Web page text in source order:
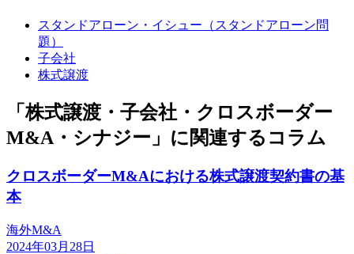
スタンドアローン・イシュー（スタンドアローン問
題）
子会社
株式譲渡
「株式譲渡・子会社・クロスボーダー
M&A・シナジー」に関連するコラム
クロスボーダーM&Aにおける株式譲渡契約書の基
本
海外M&A
2024年03月28日